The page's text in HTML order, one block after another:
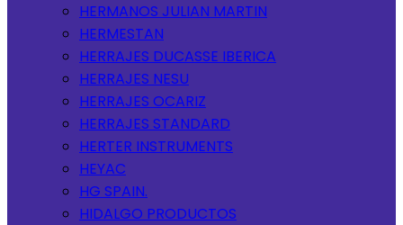
HERMANOS JULIAN MARTIN
HERMESTAN
HERRAJES DUCASSE IBERICA
HERRAJES NESU
HERRAJES OCARIZ
HERRAJES STANDARD
HERTER INSTRUMENTS
HEYAC
HG SPAIN.
HIDALGO PRODUCTOS